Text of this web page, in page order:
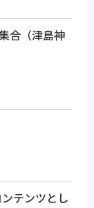
合（津島神
テンツとし